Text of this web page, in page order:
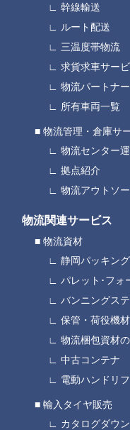
幹線輸送
ルート配送
三温度帯物流
求貨求車サー
物流パートナー
所有車両一覧
物流管理・倉庫サ
物流センター
拠点紹介
物流アウトソ
物流関連サービス
物流資材
静岡パッキン
パレット･フォ
バンニングス
保管・荷役機
物流梱包資材
中古コンテナ
電動ハンドリ
輸入タイヤ販売
カタログダウ